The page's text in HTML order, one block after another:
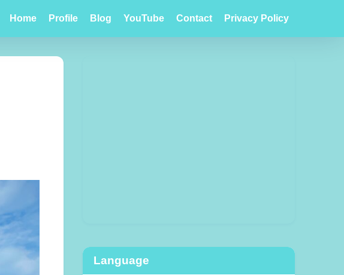
Home Profile Blog YouTube Contact Privacy Policy
Language